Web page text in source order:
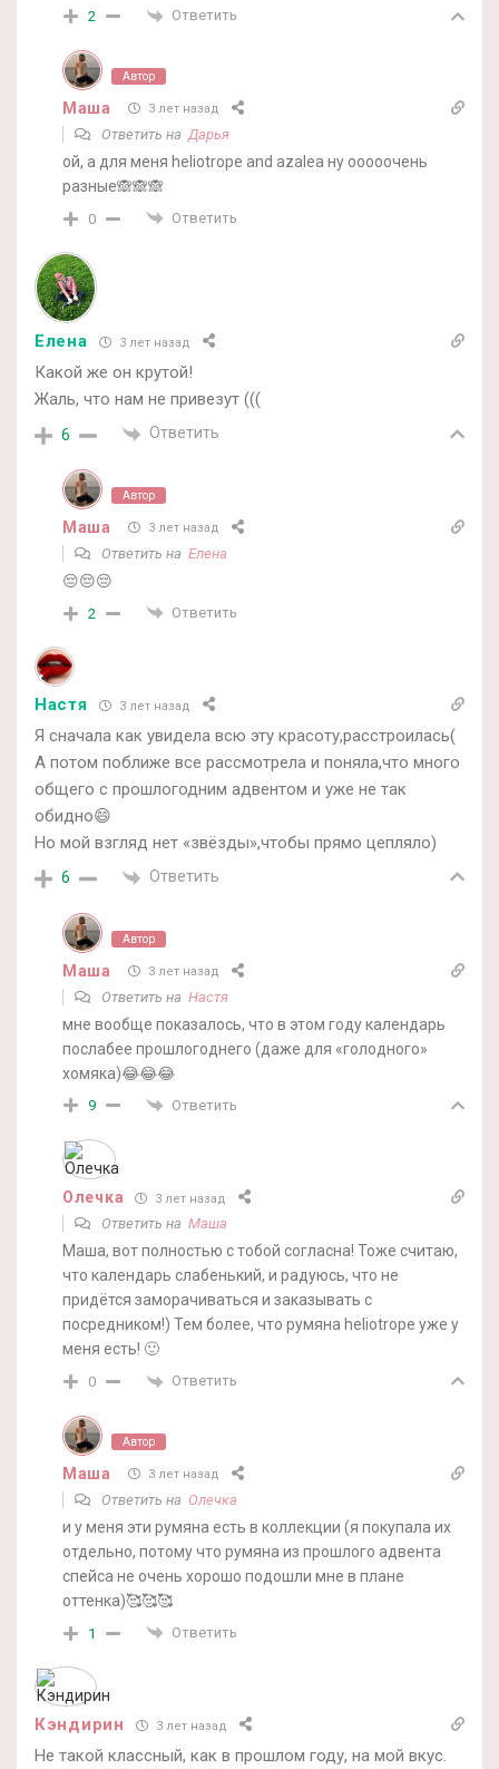
2 Ответить
Автор
Маша 3 лет назад
Ответить на Дарья
ой, а для меня heliotrope and azalea ну ооооочень
разные🙈🙈🙈
0 Ответить
Елена 3 лет назад
Какой же он крутой!
Жаль, что нам не привезут (((
6 Ответить
Автор
Маша 3 лет назад
Ответить на Елена
😔😔😔
2 Ответить
Настя 3 лет назад
Я сначала как увидела всю эту красоту,расстроилась(
А потом поближе все рассмотрела и поняла,что много
общего с прошлогодним адвентом и уже не так
обидно😄
Но мой взгляд нет «звёзды»,чтобы прямо цепляло)
6 Ответить
Автор
Маша 3 лет назад
Ответить на Настя
мне вообще показалось, что в этом году календарь
послабее прошлогоднего (даже для «голодного»
хомяка)😂😂😂
9 Ответить
Олечка 3 лет назад
Ответить на Маша
Маша, вот полностью с тобой согласна! Тоже считаю,
что календарь слабенький, и радуюсь, что не
придётся заморачиваться и заказывать с
посредником!) Тем более, что румяна heliotrope уже у
меня есть! 🙂
0 Ответить
Автор
Маша 3 лет назад
Ответить на Олечка
и у меня эти румяна есть в коллекции (я покупала их
отдельно, потому что румяна из прошлого адвента
спейса не очень хорошо подошли мне в плане
оттенка)🥰🥰🥰
1 Ответить
Кэндирин 3 лет назад
Не такой классный, как в прошлом году, на мой вкус.